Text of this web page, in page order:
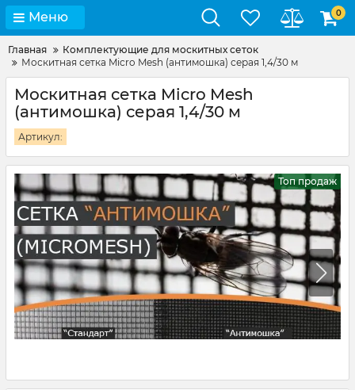
Меню 0
Главная
Комплектующие для москитных сеток
Москитная сетка Micro Mesh (антимошка) серая 1,4/30 м
Москитная сетка Micro Mesh
(антимошка) серая 1,4/30 м
Артикул:
Топ продаж